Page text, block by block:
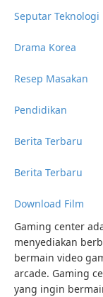
Seputar Teknologi
Drama Korea
Resep Masakan
Pendidikan
Berita Terbaru
Berita Terbaru
Download Film
Gaming center
menyediakan
bermain video
arcade. Gaming
yang ingin